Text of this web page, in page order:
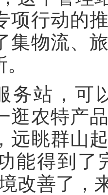
项行动的
集物流、
务站，可
逛农特产
远眺群山
能得到了
改善了，